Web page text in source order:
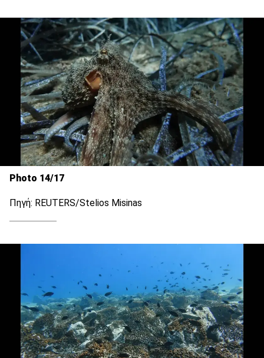
Photo 14/17
Πηγή: REUTERS/Stelios Misinas